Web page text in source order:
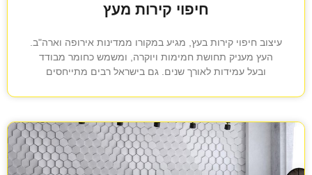
חיפוי קירות מעץ
עיצוב חיפוי קירות בעץ, מגיע במקורו ממדינות אירופה וארה"ב.
העץ מעניק תחושת חמימות ויוקרה, ומשמש כחומר מבודד
ובעל עמידות לאורך שנים. גם בישראל רבים מתייחסים